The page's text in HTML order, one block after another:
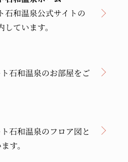
石和温泉公式サイトの
ています。
石和温泉のお部屋をご
石和温泉のフロア図と
す。